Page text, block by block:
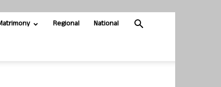
Regional National